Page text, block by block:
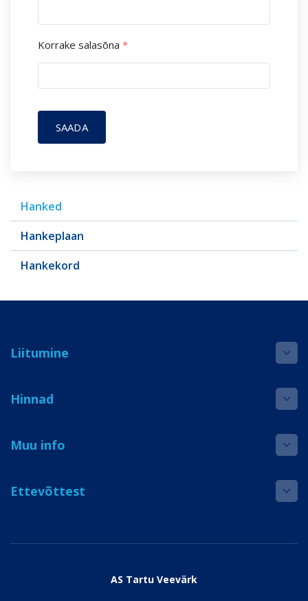
Hanked
Hankeplaan
Hankekord
Korrake salasõna *
SAADA
Liitumine
Hinnad
Muu info
Ettevõttest
AS Tartu Veevärk